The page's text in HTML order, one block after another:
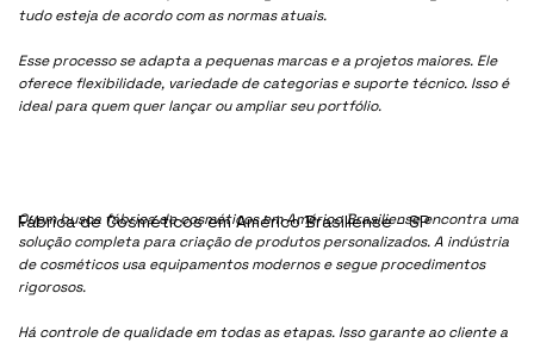
tudo esteja de acordo com as normas atuais.
Esse processo se adapta a pequenas marcas e a projetos maiores. Ele
oferece flexibilidade, variedade de categorias e suporte técnico. Isso é
ideal para quem quer lançar ou ampliar seu portfólio.
Quem busca fábrica de cosméticos em Américo Brasiliense encontra uma
solução completa para criação de produtos personalizados. A indústria
de cosméticos usa equipamentos modernos e segue procedimentos
rigorosos.
Há controle de qualidade em todas as etapas. Isso garante ao cliente a
Fábrica de Cosméticos em Américo Brasiliense - SP